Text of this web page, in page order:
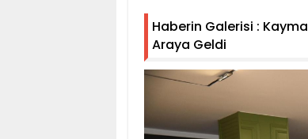
Haberin Galerisi :
Araya Geldi